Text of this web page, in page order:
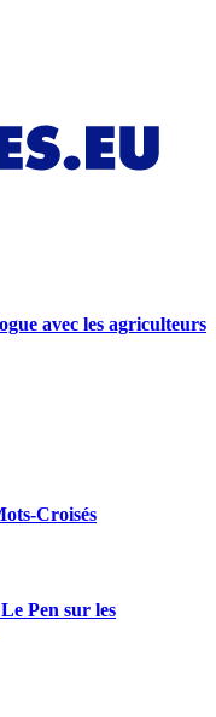
avec les agriculteurs
Croisés
Pen sur les